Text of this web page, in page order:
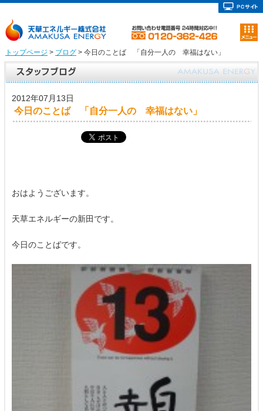
トップページ > ブログ> 今日のことば 「自分一人の 幸福はない」
2012年07月13日
今日のことば 「自分一人の 幸福はない」
おはようございます。
天草エネルギーの新田です。
今日のことばです。